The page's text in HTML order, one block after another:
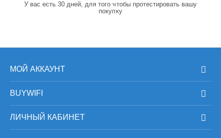
У вас есть 30 дней, для того чтобы протестировать вашу
покупку
МОЙ АККАУНТ
BUYWIFI
ЛИЧНЫЙ КАБИНЕТ